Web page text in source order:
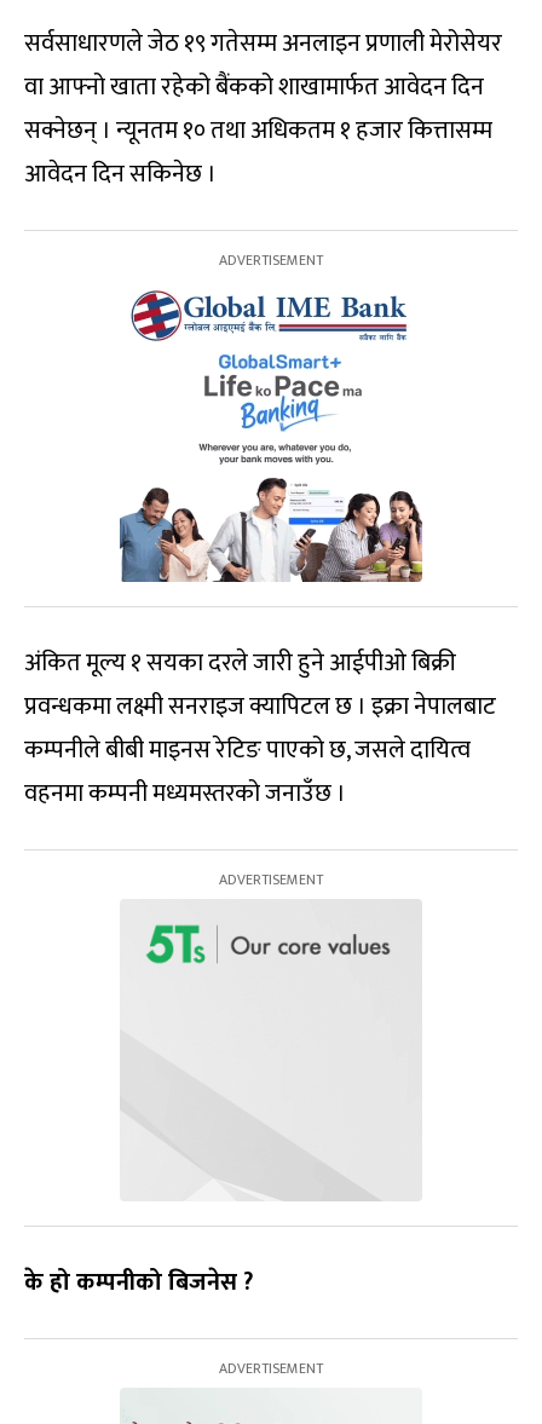
सर्वसाधारणले जेठ १९ गतेसम्म अनलाइन प्रणाली मेरोसेयर
वा आफ्नो खाता रहेको बैंकको शाखामार्फत आवेदन दिन
सक्नेछन् । न्यूनतम १० तथा अधिकतम १ हजार कित्तासम्म
आवेदन दिन सकिनेछ ।
अंकित मूल्य १ सयका दरले जारी हुने आईपीओ बिक्री
प्रवन्धकमा लक्ष्मी सनराइज क्यापिटल छ । इक्रा नेपालबाट
कम्पनीले बीबी माइनस रेटिङ पाएको छ, जसले दायित्व
वहनमा कम्पनी मध्यमस्तरको जनाउँछ ।
के हो कम्पनीको बिजनेस ?